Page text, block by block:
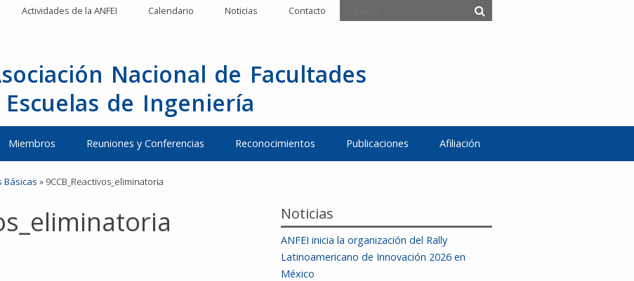
Actividades de la ANFEI Calendario Noticias Contacto
Nacional de Facultades
de Ingeniería
Miembros Reuniones y Conferencias Reconocimientos Publicaciones Afiliación
Básicas » 9CCB_Reactivos_eliminatoria
Noticias
ANFEI inicia la organización del Rally
Latinoamericano de Innovación 2026 en
México